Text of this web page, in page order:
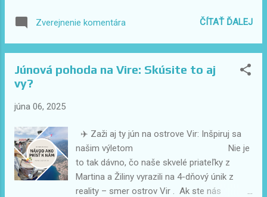
atmosféra Paklenica a Plitvické jazerá – tu...
zamyslieť: čo ak vám viac vyhovuje pokoj a
pohoda mimo špičky? Ktorý termín je teda
ideálny pre vás? Porovnali sme výhody a
(júl – august) Výhody: Najteplejšie more –
festivaly. Nevýhody: Najvyššie ceny za
ubytovanie a služby. Preplnené pláže,
reštaurácie aj obchody. Extrémne horúčavy
(35–40 °C), ktoré môžu byť vyčerpávajúce
pre deti aj seniorov. 🌿 Mimosezóna (máj –
Zverejnenie komentára ČÍTAŤ ĎALEJ
Júnová pohoda na Vire: Skúsite to aj
vy?
júna 06, 2025
✈️ Zaži aj ty jún na ostrove Vir: Inšpiruj sa
našim výletom Nie je
to tak dávno, čo naše skvelé priateľky z
Martina a Žiliny vyrazili na 4-dňový únik z
reality – smer ostrov Vir . Ak ste nás